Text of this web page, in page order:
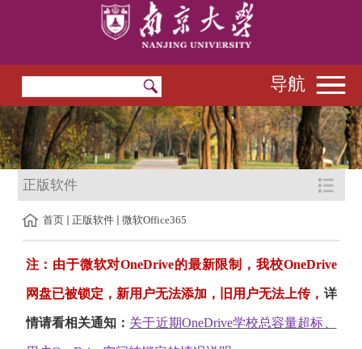
导航
正版软件
首页 正版软件 微软Office365
注：由于微软对OneDrive的最新限制，我校OneDrive
网盘已被锁定，新用户无法添加，旧用户无法上传， 详
情请看相关通知： 关于近期OneDrive学校总容量超标、